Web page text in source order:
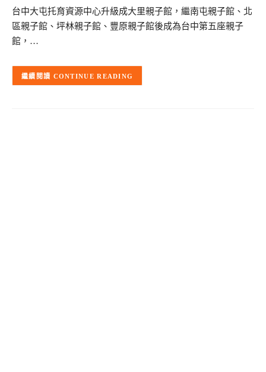
台中大屯托育資源中心升級成大里親子館，繼南屯親子館、北
區親子館、坪林親子館、豐原親子館後成為台中第五座親子
館，…
CONTINUE READING